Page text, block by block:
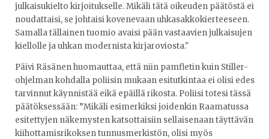
julkaisukielto kirjoitukselle. Mikäli tätä oikeuden päätöstä ei
noudattaisi, se johtaisi kovenevaan uhkasakkokierteeseen.
Samalla tällainen tuomio avaisi pään vastaavien julkaisujen
kiellolle ja uhkan modernista kirjaroviosta."
Päivi Räsänen huomauttaa, että niin pamfletin kuin Stiller-
ohjelman kohdalla poliisin mukaan esitutkintaa ei olisi edes
tarvinnut käynnistää eikä epäillä rikosta. Poliisi totesi tässä
päätöksessään: ”Mikäli esimerkiksi joidenkin Raamatussa
esitettyjen näkemysten katsottaisiin sellaisenaan täyttävän
kiihottamisrikoksen tunnusmerkistön, olisi myös